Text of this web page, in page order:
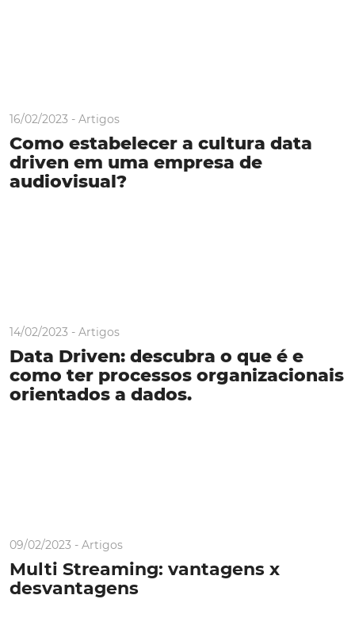
16/02/2023 - Artigos
Como estabelecer a cultura data
driven em uma empresa de
audiovisual?
14/02/2023 - Artigos
Data Driven: descubra o que é e
como ter processos organizacionais
orientados a dados.
09/02/2023 - Artigos
Multi Streaming: vantagens x
desvantagens